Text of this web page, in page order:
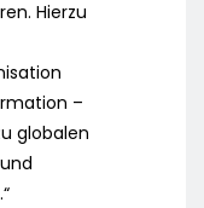
Hierzu
–
globalen